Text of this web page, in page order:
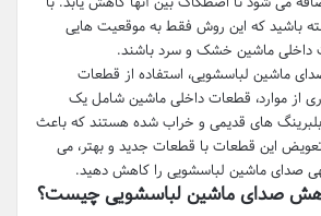
باشید که این روش فقط به موقعیت هایی
ماشین خشک و سرد باشند.
ماشین لباسشویی، استفاده از قطعات
از موارد، قطعات داخلی ماشین شامل یک
بلبرینگ های قدیمی و خراب شده هستند که باعث
این قطعات با قطعات جدید و بهتر، می
صدای ماشین لباسشویی را کاهش دهید.
کاهش صدای ماشین لباسشویی چیست؟